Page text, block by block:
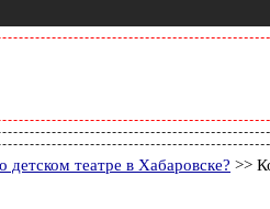
театре в Хабаровске? >>